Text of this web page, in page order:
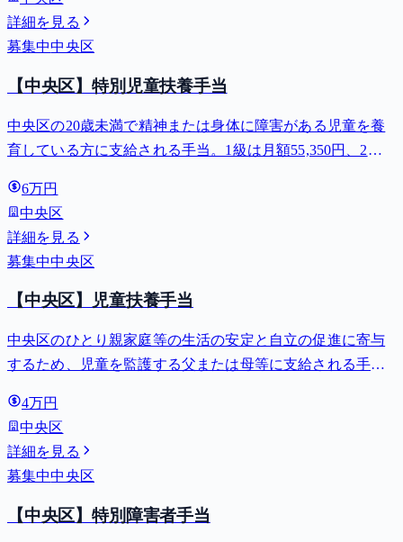
詳細を見る
募集中中央区
【中央区】特別児童扶養手当
中央区の20歳未満で精神または身体に障害がある児童を養
育している方に支給される手当。1級は月額55,350円、2級
6万円
中央区
詳細を見る
募集中中央区
【中央区】児童扶養手当
中央区のひとり親家庭等の生活の安定と自立の促進に寄与
するため、児童を監護する父または母等に支給される手
4万円
中央区
詳細を見る
募集中中央区
【中央区】特別障害者手当